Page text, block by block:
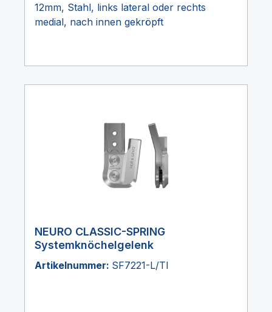
12mm, Stahl, links lateral oder rechts
medial, nach innen gekröpft
NEURO CLASSIC-SPRING
Systemknöchelgelenk
Artikelnummer: SF7221-L/TI